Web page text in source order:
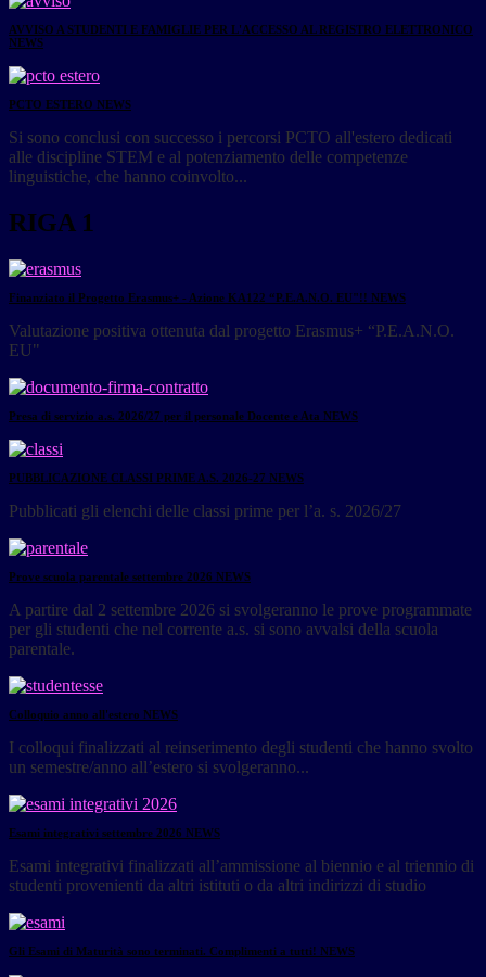
AVVISO A STUDENTI E FAMIGLIE PER L'ACCESSO AL REGISTRO ELETTRONICO
NEWS
PCTO ESTERO NEWS
Si sono conclusi con successo i percorsi PCTO all'estero dedicati
alle discipline STEM e al potenziamento delle competenze
linguistiche, che hanno coinvolto...
RIGA 1
Finanziato il Progetto Erasmus+ - Azione KA122 “P.E.A.N.O. EU"!! NEWS
Valutazione positiva ottenuta dal progetto Erasmus+ “P.E.A.N.O.
EU"
Presa di servizio a.s. 2026/27 per il personale Docente e Ata NEWS
PUBBLICAZIONE CLASSI PRIME A.S. 2026-27 NEWS
Pubblicati gli elenchi delle classi prime per l’a. s. 2026/27
Prove scuola parentale settembre 2026 NEWS
A partire dal 2 settembre 2026 si svolgeranno le prove programmate
per gli studenti che nel corrente a.s. si sono avvalsi della scuola
parentale.
Colloquio anno all'estero NEWS
I colloqui finalizzati al reinserimento degli studenti che hanno svolto
un semestre/anno all’estero si svolgeranno...
Esami integrativi settembre 2026 NEWS
Esami integrativi finalizzati all’ammissione al biennio e al triennio di
studenti provenienti da altri istituti o da altri indirizzi di studio
Gli Esami di Maturità sono terminati. Complimenti a tutti! NEWS